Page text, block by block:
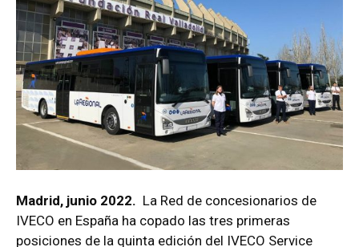
Madrid, junio 2022. La Red de concesionarios de
IVECO en España ha copado las tres primeras
posiciones de la quinta edición del IVECO Service